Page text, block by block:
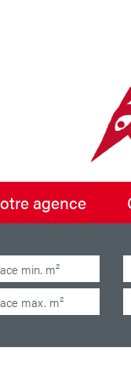
notre agence